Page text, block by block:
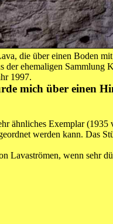
die über einen Boden
der ehemaligen
1997.
mich über einen
ähnliches Exemplar
werden kann. Das
Lavaströmen, wenn